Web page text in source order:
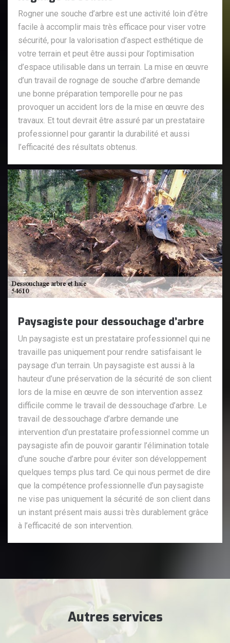
Rogner une souche d’arbre est une activité loin d’être
facile à accomplir mais très efficace pour viser votre
sécurité, pour la valorisation d’aspect esthétique de
votre terrain et peut être aussi pour l’optimisation
d’espace utilisable dans un terrain. La mise en œuvre
d’un travail de rognage de souche d’arbre demande
une bonne préparation temporelle pour ne pas
provoquer un accident lors de la mise en œuvre des
travaux. Et tout devrait être assuré par un prestataire
professionnel pour garantir la durabilité et aussi
l’efficacité des résultats obtenus.
Paysagiste pour dessouchage d’arbre
Un paysagiste est un prestataire professionnel qui ne
travaille pas uniquement pour rendre satisfaisant le
paysage d’un terrain. Un paysagiste est aussi à la
hauteur d’une préservation de la sécurité de son client
lors de la mise en œuvre de son intervention assez
difficile comme le travail de dessouchage d’arbre. Le
travail de dessouchage d’arbre demande une
intervention d’un prestataire professionnel comme un
paysagiste afin de pouvoir garantir l’élimination totale
d’une souche d’arbre pour éviter son développement
quelques temps plus tard. Ce qui nous permet de dire
que la compétence professionnelle d’un paysagiste
ne vise pas uniquement la sécurité de son client dans
un instant présent mais aussi très durablement grâce
à l’efficacité de son intervention.
Autres services